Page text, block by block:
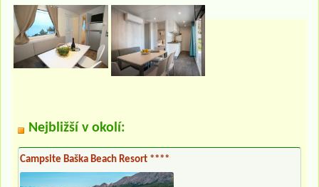
Nejbližší v okolí:
Campsite Baška Beach Resort ****